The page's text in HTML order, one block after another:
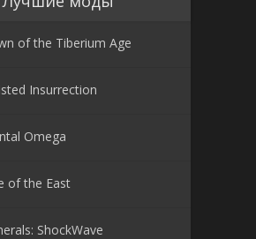
of the Tiberium Age
Insurrection
Omega
of the East
ShockWave